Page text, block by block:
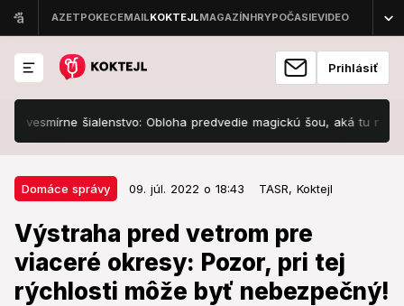
Prihlásiť
šialenstvo: Obloha predvedie magickú šou, aká tu nebola 15
Domáce správy 09. júl. 2022 o 18:43 TASR, Koktejl
Výstraha pred vetrom pre
viaceré okresy: Pozor, pri tej
rýchlosti môže byť nebezpečný!
Domáce správy 09. júl. 2022 o 18:43
Výstraha pred vetrom pre viaceré
okresy: Pozor, pri tej rýchlosti
môže byť nebezpečný!